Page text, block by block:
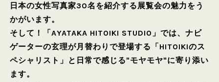
日本の女性写真家30名を紹介する展覧会の魅力をう
かがいます。
そして！「AYATAKA HITOIKI STUDIO」では、ナビ
ゲーターの玄理が月替わりで登場する「HITOIKIのス
ペシャリスト」と日常で感じる"モヤモヤ"に寄り添い
ます。